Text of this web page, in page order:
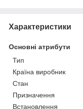
Характеристики
Основні атрибути
Тип
Країна виробник
Стан
Призначення
Встановлення